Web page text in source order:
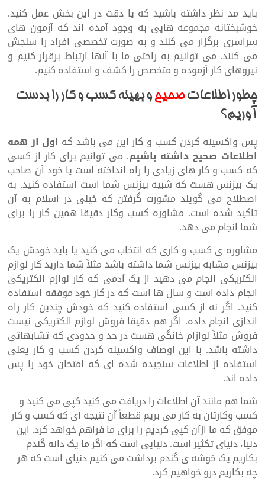
باید مد نظر داشته باشید که یا دقت در این بخش عمل کنید.
خوشبختانه مجموعه هایی به وجود آمده اند که آزمون های
سراسری برگزار می کنند و به صورت تخصصی افراد را سنجش
می کنند. می توانیم به راحتی ما با آنها ارتباط برقرار کنیم و
نیروهای کار آزموده و متخصص را کشف و استفاده کنیم.
چطور اطلاعاتصحیحو بهینه کسب و کار را بدست
آوریم؟
پس واکسینه کردن کسب و کار این می باشد که اول از همه
اطلاعات صحیح داشته باشیم. می توانیم برای کار از کسی
که کسب و کار های زیادی را راه انداخته است یا خود آن صاحب
یک بیزنس هست که شبیه بیزنس شما است استفاده کنید. به
اصطلاح می گویند مشورت گرفتن که خیلی در اسلام به آن
تاکید شده است. مشاوره کسب وکار دقیقا همین کار را برای
شما انجام می دهد.
مشاوره ی کسب و کاری که انتخاب می کنید یا باید خودش یک
بیزنس مشابه بیزنس شما داشته باشد مثلاً شما دارید کار لوازم
الکتریکی انجام می دهید از یک آدمی که کار لوازم الکتریکی
انجام داده است و سال ها است که در کار خود موفقه استفاده
کنید. اگر نه از کسی استفاده کنید که خودش چندین کار راه
اندازی انجام داده. اگر هم دقیقا فروش لوازم الکتریکی نیست
فروش مثلاً لوازام خانگی هست در حد و حدودی که تشابهاتی
داشته باشد. با این اوصاف واکسینه کردن کسب و کار یعنی
استفاده از اطلاعات سنجیده شده ای که امتحان خود را پس
داده اند.
شما هم مانند آن اطلاعات را دریافت می کنید کپی می کنید و
کسب وکارتان به کار می بریم قطعاً آن نتیجه ای که کسب و کار
موفق که ما ازآن کپی کردیم را برای ما فراهم خواهد کرد. این
دنیا، دنیای تکثیر است. دنیایی است که اگر ما یک دانه گندم
بکاریم یک خوشه ی گندم برداشت می کنیم دنیای است که هر
چه بکاریم درو خواهیم کرد.